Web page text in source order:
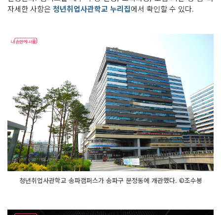
자세한 사항은 청년취업사관학교 누리집에서 확인할 수 있다.
청년취업사관학교 송파캠퍼스가 송파구 문정동에 개관했다. ©조수봉